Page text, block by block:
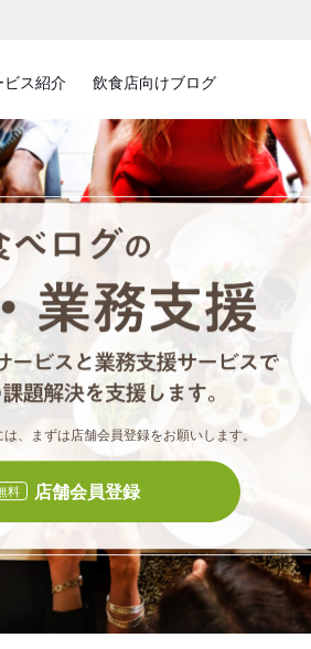
ビス紹介 飲食店向けブログ
食べロ
、まずは店舗会員登録をお願いします。
料 店舗会員登録